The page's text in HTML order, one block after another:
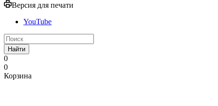
Версия для печати
YouTube
Найти
0
0
Корзина